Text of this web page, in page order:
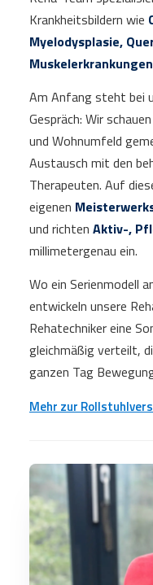
Krankheitsbildern wie
Myelodysplasie,
Muskelerkrankungen
Am Anfang steht bei
Gespräch: Wir
und Wohnumfeld
Austausch mit den
Therapeuten. Auf
eigenen
und richten Aktiv-,
millimetergenau ein.
Wo ein Serienmodell
entwickeln unsere
Rehatechniker eine
gleichmäßig verteilt,
ganzen Tag
Mehr zur